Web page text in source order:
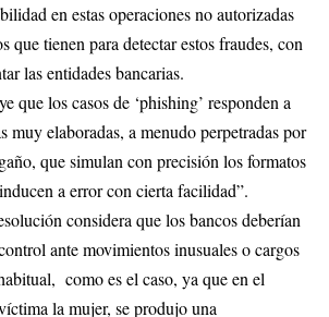
en estas operaciones no autorizadas
que tienen para detectar estos fraudes, con
las entidades bancarias.
que los casos de ‘phishing’ responden a
muy elaboradas, a menudo perpetradas por
que simulan con precisión los formatos
a error con cierta facilidad”.
considera que los bancos deberían
ante movimientos inusuales o cargos
como es el caso, ya que en el
la mujer, se produjo una